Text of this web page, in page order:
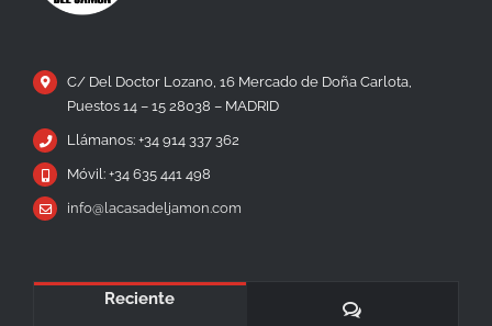
C/ Del Doctor Lozano, 16 Mercado de Doña Carlota,
Puestos 14 – 15 28038 – MADRID
Llámanos: +34 914 337 362
Móvil: +34 635 441 498
info@lacasadeljamon.com
Reciente
Comentarios